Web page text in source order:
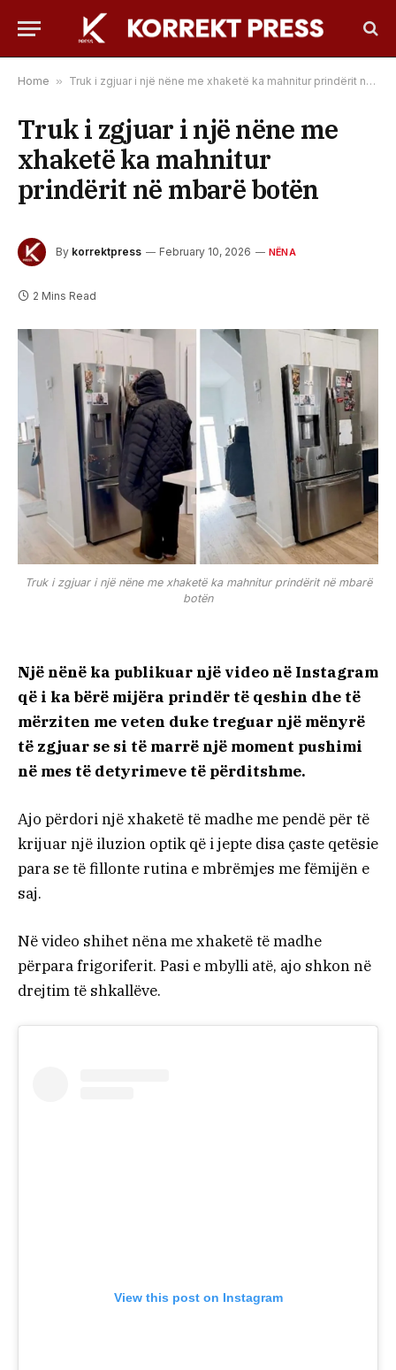
Home » Truk i zgjuar i një nëne me xhaketë ka mahnitur prindërit në mbarë botën
Truk i zgjuar i një nëne me
xhaketë ka mahnitur
prindërit në mbarë botën
By korrektpress February 10, 2026 NËNA
2 Mins Read
Truk i zgjuar i një nëne me xhaketë ka mahnitur prindërit në mbarë
botën
Një nënë ka publikuar një video në Instagram
që i ka bërë mijëra prindër të qeshin dhe të
mërziten me veten duke treguar një mënyrë
të zgjuar se si të marrë një moment pushimi
në mes të detyrimeve të përditshme.
Ajo përdori një xhaketë të madhe me pendë për të
krijuar një iluzion optik që i jepte disa çaste qetësie
para se të fillonte rutina e mbrëmjes me fëmijën e
saj.
Në video shihet nëna me xhaketë të madhe
përpara frigoriferit. Pasi e mbylli atë, ajo shkon në
drejtim të shkallëve.
View this post on Instagram